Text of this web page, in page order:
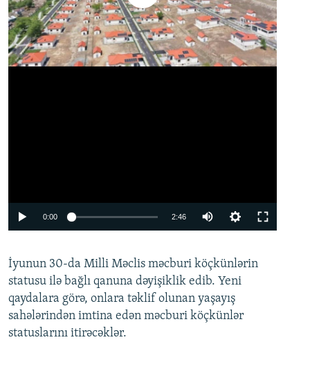
0:00 2:46
360p
480p
720p
İyunun 30-da Milli Məclis məcburi köçkünlərin
statusu ilə bağlı qanuna dəyişiklik edib. Yeni
qaydalara görə, onlara təklif olunan yaşayış
sahələrindən imtina edən məcburi köçkünlər
statuslarını itirəcəklər.